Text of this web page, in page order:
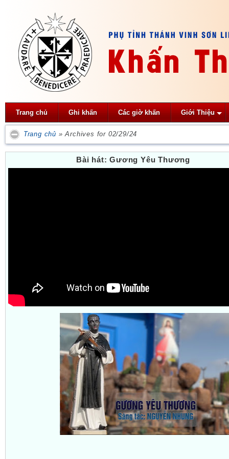
Trang chủ Ghi khấn Các giờ khấn Giới Thiệu
Trang chủ »Archives for 02/29/24
Bài hát: Gương Yêu Thương